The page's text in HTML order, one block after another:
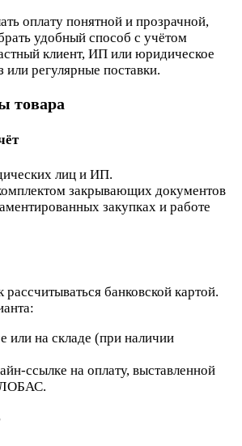
оплату понятной и прозрачной,
удобный способ с учётом
клиент, ИП или юридическое
или регулярные поставки.
товара
лиц и ИП.
закрывающих документов
закупках и работе
рассчитываться банковской картой.
или на складе (при наличии
ссылке на оплату, выставленной